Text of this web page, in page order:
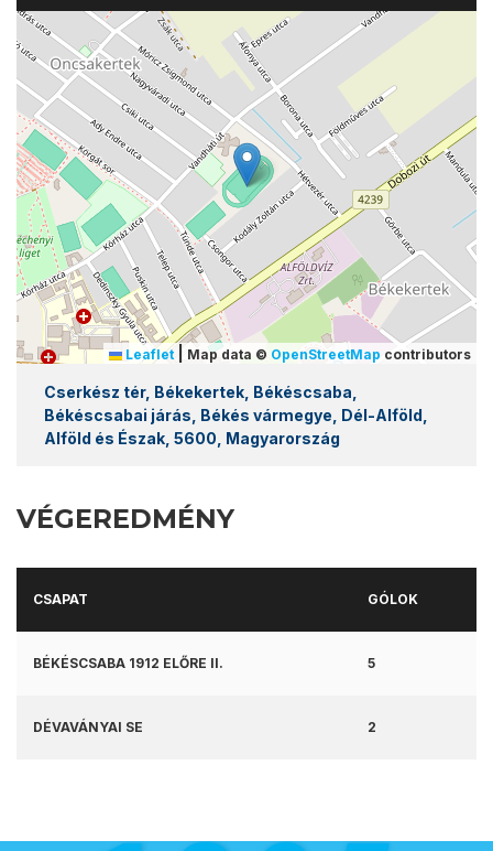
Leaflet Map data © OpenStreetMap contributors
Cserkész tér, Békekertek, Békéscsaba,
Békéscsabai járás, Békés vármegye, Dél-Alföld,
Alföld és Észak, 5600, Magyarország
VÉGEREDMÉNY
CSAPAT GÓLOK
BÉKÉSCSABA 1912 ELŐRE II. 5
DÉVAVÁNYAI SE 2